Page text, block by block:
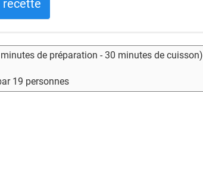
de préparation - 30 minutes de cuisson)
19 personnes